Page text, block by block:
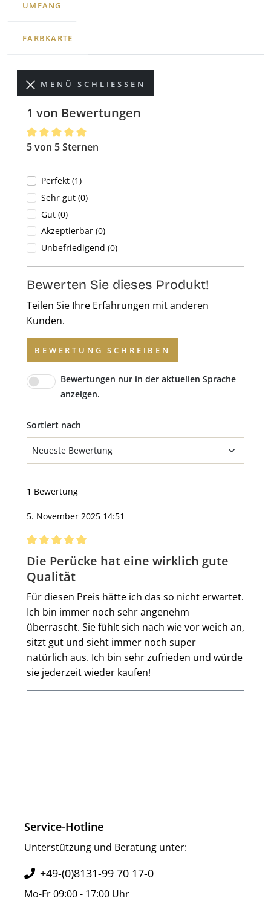
UMFANG
FARBKARTE
MENÜ SCHLIESSEN
1 von Bewertungen
Durchschnittliche Bewertung von 5 von 5 Sternen
5 von 5 Sternen
Perfekt (1)
Sehr gut (0)
Gut (0)
Akzeptierbar (0)
Unbefriedigend (0)
Bewerten Sie dieses Produkt!
Teilen Sie Ihre Erfahrungen mit anderen
Kunden.
BEWERTUNG SCHREIBEN
Bewertungen nur in der aktuellen Sprache
anzeigen.
Sortiert nach
1 Bewertung
5. November 2025 14:51
Bewertung mit 5 von 5 Sternen
Die Perücke hat eine wirklich gute
Qualität
Für diesen Preis hätte ich das so nicht erwartet.
Ich bin immer noch sehr angenehm
überrascht. Sie fühlt sich nach wie vor weich an,
sitzt gut und sieht immer noch super
natürlich aus. Ich bin sehr zufrieden und würde
sie jederzeit wieder kaufen!
Service-Hotline
Unterstützung und Beratung unter:
+49-(0)8131-99 70 17-0
Mo-Fr 09:00 - 17:00 Uhr